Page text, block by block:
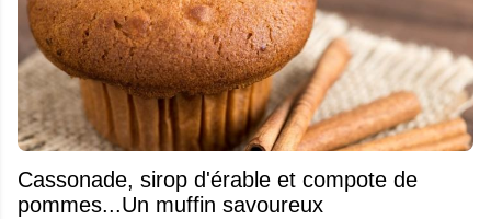
​Cassonade, sirop d'érable et compote de
pommes...Un muffin savoureux